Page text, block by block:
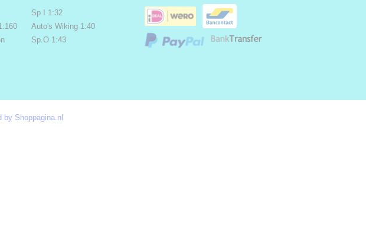
Sp I 1:32
Auto's Wiking 1:40
Sp.O 1:43
by Shoppagina.nl